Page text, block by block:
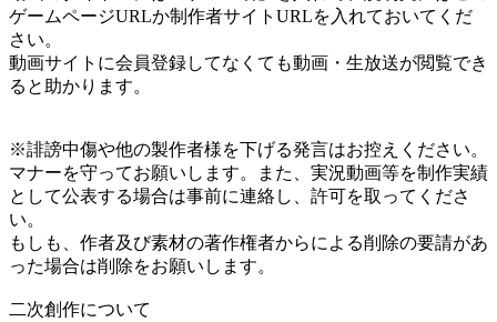
ゲームページURLか制作者サイトURLを入れておいてくだ
さい。
動画サイトに会員登録してなくても動画・生放送が閲覧でき
ると助かります。
※誹謗中傷や他の製作者様を下げる発言はお控えください。
マナーを守ってお願いします。また、実況動画等を制作実績
として公表する場合は事前に連絡し、許可を取ってくださ
い。
もしも、作者及び素材の著作権者からによる削除の要請があ
った場合は削除をお願いします。
二次創作について